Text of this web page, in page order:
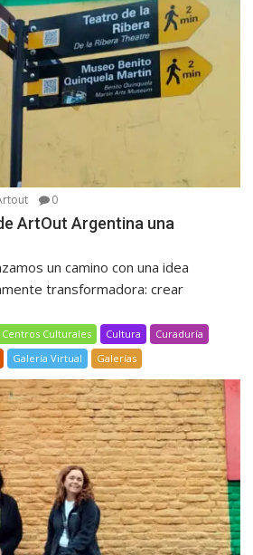
0
ArtOut Argentina una
un camino con una idea
transformadora: crear
Centros Culturales Cultura
Curaduría
Galería Virtual Galerías